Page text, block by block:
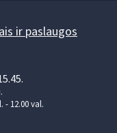
ir paslaugos
- 12.00 val.